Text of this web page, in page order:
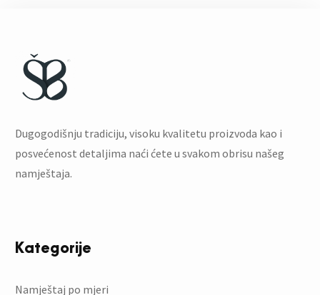
Dugogodišnju tradiciju, visoku kvalitetu proizvoda kao i
posvećenost detaljima naći ćete u svakom obrisu našeg
namještaja.
Kategorije
Namještaj po mjeri